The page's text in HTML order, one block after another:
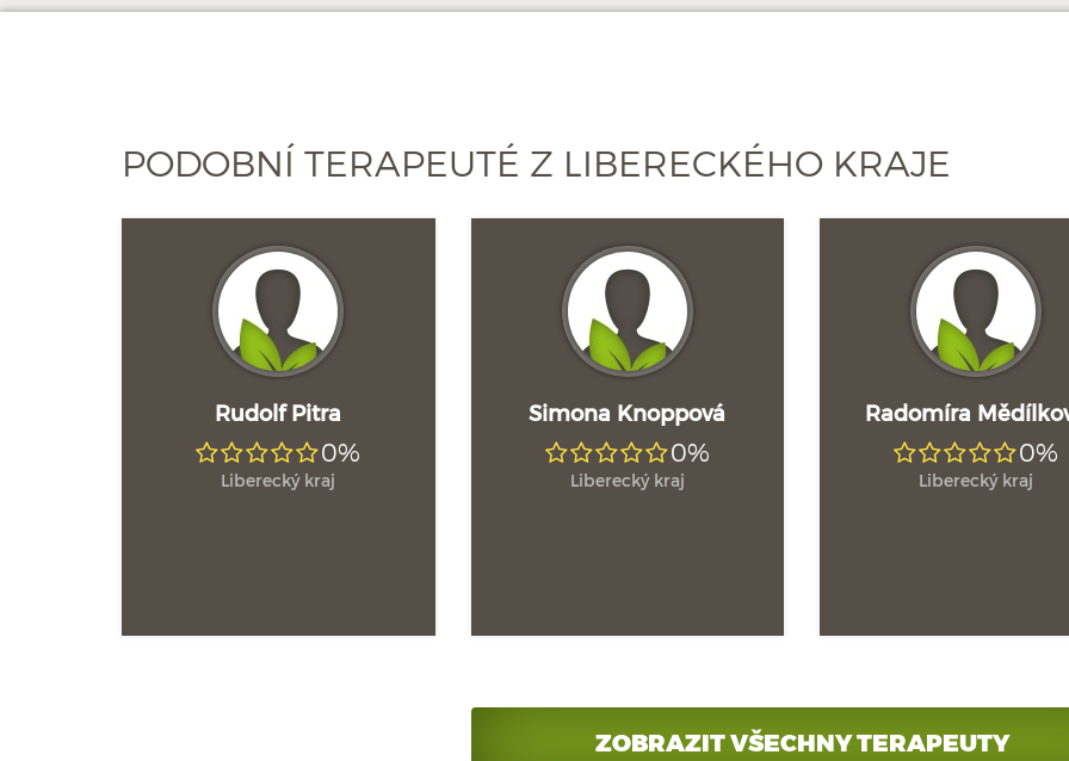
PODOBNÍ TERAPEUTÉ Z LIBERECKÉHO KRAJE
Rudolf Pitra
0%
Liberecký kraj
Simona Knoppová
0%
Liberecký kraj
Radomíra
0%
Liberecký kraj
ZOBRAZIT VŠECHNY TERAPEUTY